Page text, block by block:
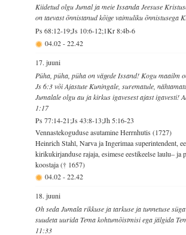
Kiidetud olgu Jumal ja meie Issanda Jeesuse
on taevast õnnistanud kõige vaimuliku õnnistusega
Ps 68:12-19;Js 10:6-12;1Kr 8:4b-6
04.02-22.42
17. juuni
Püha, püha, püha on vägede Issand! Kogu maailm
Js 6:3 või Ajastute Kuningale, surematule,
Jumalale olgu au ja kirkus igavesest ajast igavesti!
1:17
Ps 77:14-21;Js 43:8-13;Jh 5:16-23
Vennastekoguduse asutamine Herrnhutis (1727)
Heinrich Stahl, Narva ja Ingerimaa superintendent,
kirikukirjanduse rajaja, esimese eestikeelse laulu– ja
koostaja († 1657)
04.02-22.42
18. juuni
Oh seda Jumala rikkuse ja tarkuse ja tunnetuse
suudeta uurida Tema kohtumõistmisi ega jälgida
11:33